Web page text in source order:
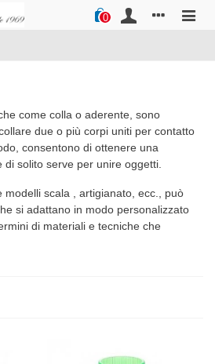
0
come colla o aderente, sono
due o più corpi uniti per contatto
consentono di ottenere una
solito serve per unire oggetti.
modelli scala , artigianato, ecc., può
si adattano in modo personalizzato
di materiali e tecniche che